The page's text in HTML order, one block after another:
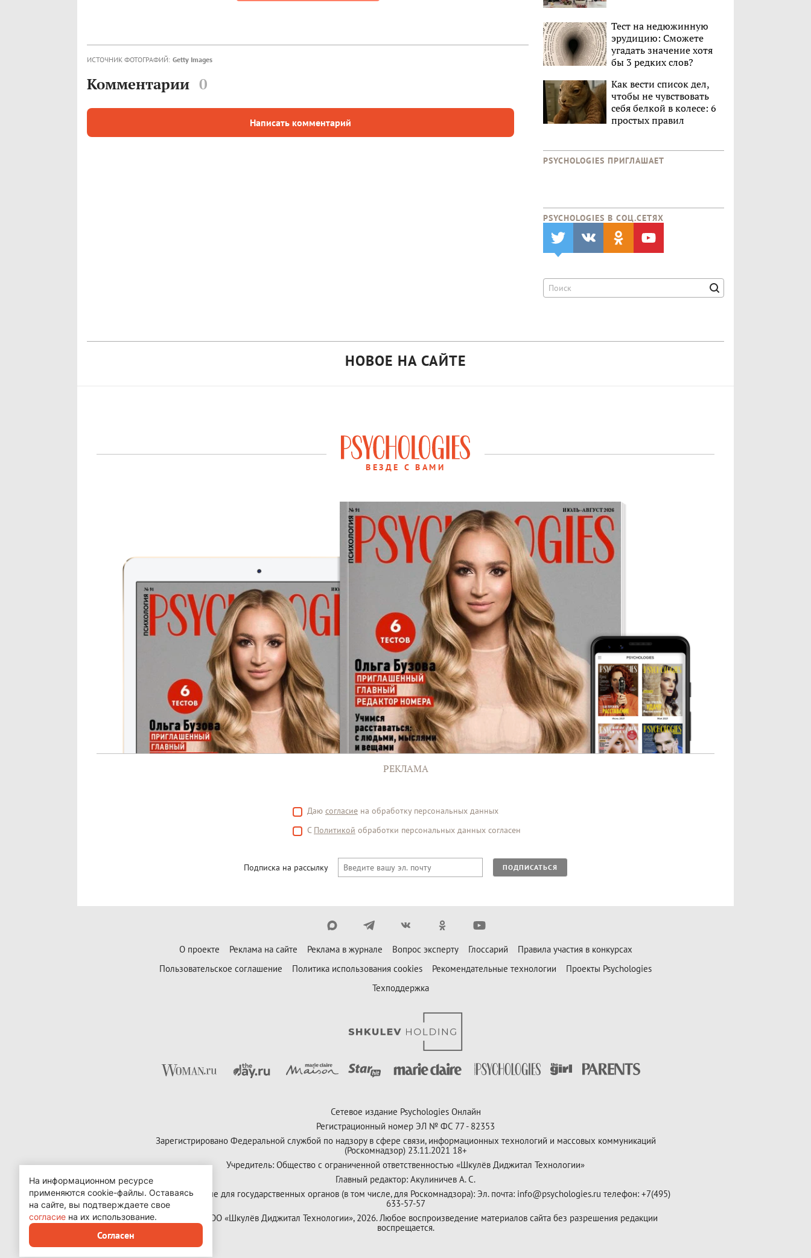
ИСТОЧНИК ФОТОГРАФИЙ: Getty Images
Комментарии 0
Написать комментарий
Тест на недюжинную
эрудицию: Сможете
угадать значение хотя
бы 3 редких слов?
Как вести список дел,
чтобы не чувствовать
себя белкой в колесе: 6
простых правил
PSYCHOLOGIES ПРИГЛАШАЕТ
PSYCHOLOGIES В CОЦ.СЕТЯХ
НОВОЕ НА САЙТЕ
ВЕЗДЕ С ВАМИ
РЕКЛАМА
Даю согласие на обработку персональных данных
С Политикой обработки персональных данных согласен
Подписка на рассылку ПОДПИСАТЬСЯ
О проекте Реклама на сайте Реклама в журнале Вопрос эксперту Глоссарий
Правила участия в конкурсах
Пользовательское соглашение
Политика использования cookies Рекомендательные технологии
Проекты Psychologies
Техподдержка
Сетевое издание Psychologies Онлайн
Регистрационный номер ЭЛ № ФС 77 - 82353
Зарегистрировано Федеральной службой по надзору в сфере связи, информационных технологий и массовых коммуникаций
(Роскомнадзор) 23.11.2021 18+
Учредитель: Общество с ограниченной ответственностью «Шкулёв Диджитал Технологии»
Главный редактор: Акулиничев А. С.
Контактные данные для государственных органов (в том числе, для Роскомнадзора): Эл. почта: info@psychologies.ru телефон: +7(495)
633-57-57
Copyright (с) ООО «Шкулёв Диджитал Технологии», 2026. Любое воспроизведение материалов сайта без разрешения редакции
воспрещается.
На информационном ресурсе
применяются cookie-файлы. Оставаясь
на сайте, вы подтверждаете свое
согласие на их использование.
Согласен